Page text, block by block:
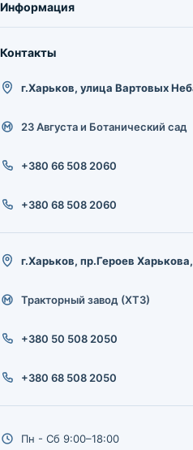
Информация
Контакты
г.Харьков, улица Вартовых
23 Августа и Ботанический сад
+380 66 508 2060
+380 68 508 2060
г.Харьков, пр.Героев
Тракторный завод (ХТЗ)
+380 50 508 2050
+380 68 508 2050
Пн - Сб 9:00–18:00